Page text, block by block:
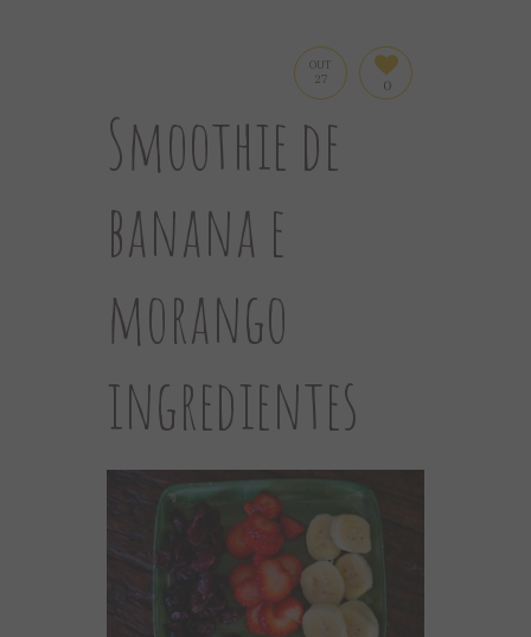
OUT
27 0
Smoothie de
banana e
morango
ingredientes